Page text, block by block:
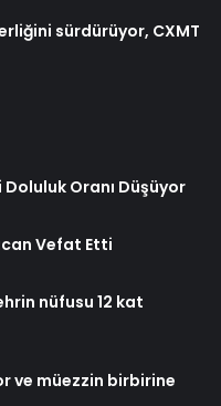
sürdürüyor, CXMT
Oranı Düşüyor
Vefat Etti
nüfusu 12 kat
ve müezzin birbirine